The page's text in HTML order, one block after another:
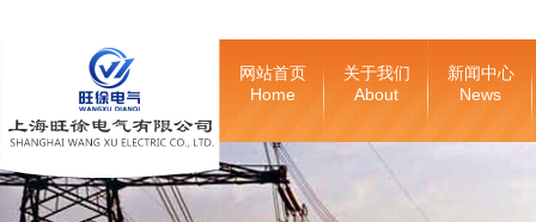
网站首页
Home
关于我们
About
新闻中心
News